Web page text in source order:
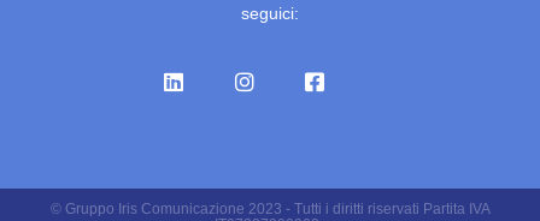
seguici:
© Gruppo Iris Comunicazione 2023 - Tutti i diritti riservati Partita IVA